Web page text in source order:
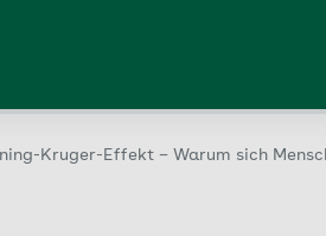
Kruger-Effekt – Warum sich